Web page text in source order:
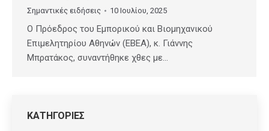
Σημαντικές ειδήσεις 10 Ιουλίου, 2025
Ο Πρόεδρος του Εμπορικού και Βιομηχανικού
Επιμελητηρίου Αθηνών (ΕΒΕΑ), κ. Γιάννης
Μπρατάκος, συναντήθηκε χθες με…
ΚΑΤΗΓΟΡΙΕΣ